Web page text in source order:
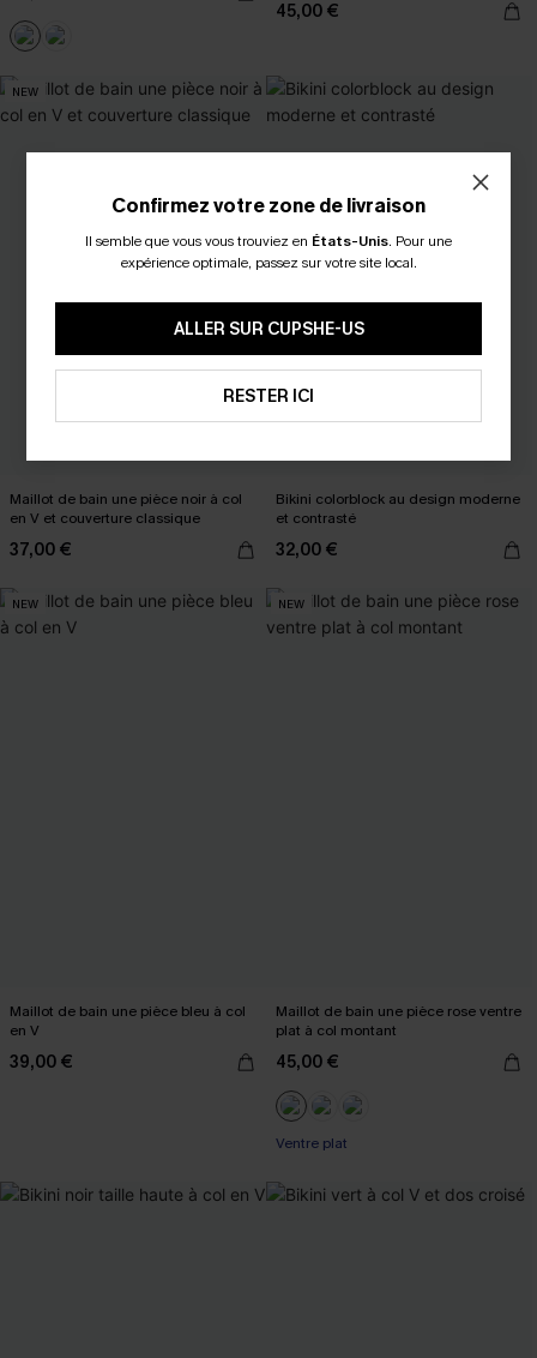
45,00 €
NEW
Maillot de bain une pièce noir à col
en V et couverture classique
37,00 €
Bikini colorblock au design moderne
et contrasté
32,00 €
NEW
Maillot de bain une pièce bleu à col
en V
39,00 €
NEW
Maillot de bain une pièce rose ventre
plat à col montant
45,00 €
Ventre plat
Confirmez votre zone de livraison
Il semble que vous vous trouviez en États-Unis. Pour une
expérience optimale, passez sur votre site local.
ALLER SUR CUPSHE-US
RESTER ICI